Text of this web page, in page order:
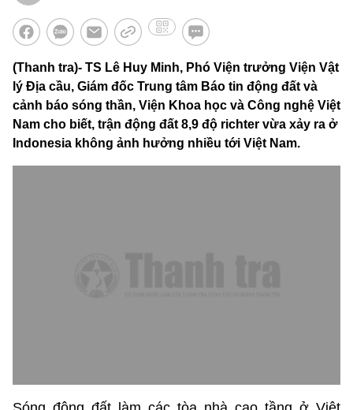
(Thanh tra)- TS Lê Huy Minh, Phó Viện trưởng Viện Vật
lý Địa cầu, Giám đốc Trung tâm Báo tin động đất và
cảnh báo sóng thần, Viện Khoa học và Công nghệ Việt
Nam cho biết, trận động đất 8,9 độ richter vừa xảy ra ở
Indonesia không ảnh hưởng nhiều tới Việt Nam.